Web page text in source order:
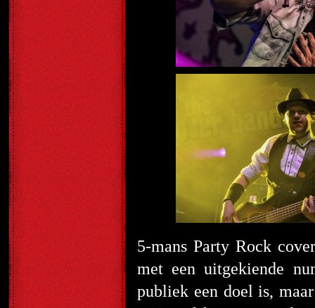
5-mans Party Rock
met een uitgekiende
publiek een doel is,